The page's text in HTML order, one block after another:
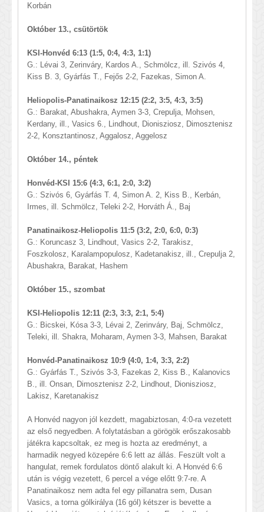
Korbán
Október 13., csütörtök
KSI-Honvéd 6:13 (1:5, 0:4, 4:3, 1:1)
G.: Lévai 3, Zerinváry, Kardos A., Schmölcz, ill. Szivós 4,
Kiss B. 3, Gyárfás T., Fejős 2-2, Fazekas, Simon A.
Heliopolis-Panatinaikosz 12:15 (2:2, 3:5, 4:3, 3:5)
G.: Barakat, Abushakra, Aymen 3-3, Crepulja, Mohsen,
Kerdany, ill., Vasics 6., Lindhout, Dionisziosz, Dimosztenisz
2-2, Konsztantinosz, Aggalosz, Aggelosz
Október 14., péntek
Honvéd-KSI 15:6 (4:3, 6:1, 2:0, 3:2)
G.: Szivós 6, Gyárfás T. 4, Simon A. 2, Kiss B., Kerbán,
Irmes, ill. Schmölcz, Teleki 2-2, Horváth Á., Baj
Panatinaikosz-Heliopolis 11:5 (3:2, 2:0, 6:0, 0:3)
G.: Koruncasz 3, Lindhout, Vasics 2-2, Tarakisz,
Foszkolosz, Karalampopulosz, Kadetanakisz, ill., Crepulja 2,
Abushakra, Barakat, Hashem
Október 15., szombat
KSI-Heliopolis 12:11 (2:3, 3:3, 2:1, 5:4)
G.: Bicskei, Kósa 3-3, Lévai 2, Zerinváry, Baj, Schmölcz,
Teleki, ill. Shakra, Moharam, Aymen 3-3, Mahsen, Barakat
Honvéd-Panatinaikosz 10:9 (4:0, 1:4, 3:3, 2:2)
G.: Gyárfás T., Szivós 3-3, Fazekas 2, Kiss B., Kalanovics
B., ill. Onsan, Dimosztenisz 2-2, Lindhout, Dionisziosz,
Lakisz, Karetanakisz
A Honvéd nagyon jól kezdett, magabiztosan, 4:0-ra vezetett
az első negyedben. A folytatásban a görögök erőszakosabb
játékra kapcsoltak, ez meg is hozta az eredményt, a
harmadik negyed közepére 6:6 lett az állás. Feszült volt a
hangulat, remek fordulatos döntő alakult ki. A Honvéd 6:6
után is végig vezetett, 6 percel a vége előtt 9:7-re. A
Panatinaikosz nem adta fel egy pillanatra sem, Dusan
Vasics, a torna gólkirálya (16 gól) kétszer is bevette a